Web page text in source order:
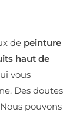
de peinture
haut de
vous
Des doutes
pouvons